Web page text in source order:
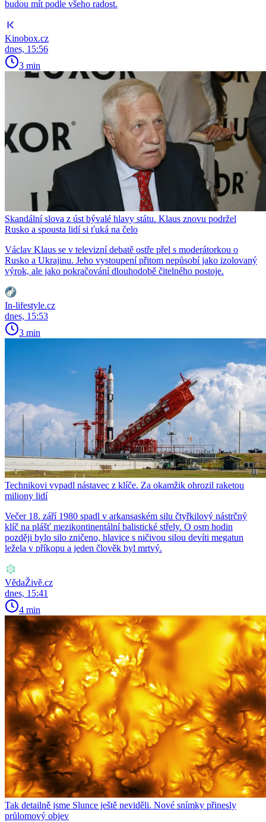
budou mít podle všeho radost.
Kinobox.cz
dnes, 15:56
3 min
Skandální slova z úst bývalé hlavy státu. Klaus znovu podržel
Rusko a spousta lidí si ťuká na čelo
Václav Klaus se v televizní debatě ostře přel s moderátorkou o
Rusko a Ukrajinu. Jeho vystoupení přitom nepůsobí jako izolovaný
výrok, ale jako pokračování dlouhodobě čitelného postoje.
In-lifestyle.cz
dnes, 15:53
3 min
Technikovi vypadl nástavec z klíče. Za okamžik ohrozil raketou
miliony lidí
Večer 18. září 1980 spadl v arkansaském silu čtyřkilový nástrčný
klíč na plášť mezikontinentální balistické střely. O osm hodin
později bylo silo zničeno, hlavice s ničivou silou devíti megatun
ležela v příkopu a jeden člověk byl mrtvý.
VědaŽivě.cz
dnes, 15:41
4 min
Tak detailně jsme Slunce ještě neviděli. Nové snímky přinesly
průlomový objev